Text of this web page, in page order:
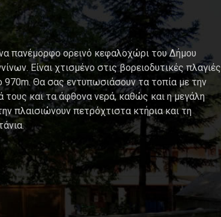
πανέμορφo ορεινό κεφαλοχώρι του Δήμου
Είναι χτισμένο στις βορειοδυτικές πλαγιές
970m. Θα σας εντυπωσιάσουν τα τοπία με την
τους και τα άφθονα νερά, καθώς και η μεγάλη
πλαισιώνουν πετρόχτιστα κτήρια και τη